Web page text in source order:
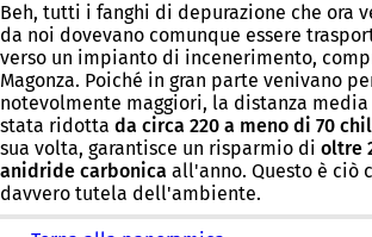
Beh, tutti i fanghi di depurazione che ora
da noi dovevano comunque essere
verso un impianto di incenerimento,
Magonza. Poiché in gran parte venivano
notevolmente maggiori, la distanza
stata ridotta da circa 220 a meno di 70
sua volta, garantisce un risparmio di oltre
anidride carbonica all'anno. Questo è ciò
davvero tutela dell'ambiente.